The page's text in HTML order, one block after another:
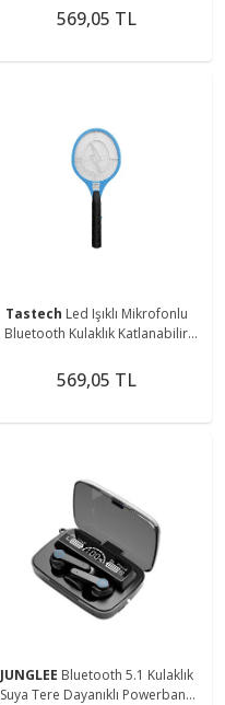
569,05 TL
Tastech Led Işıklı Mikrofonlu
Bluetooth Kulaklık Katlanabilir
569,05 TL
JUNGLEE Bluetooth 5.1 Kulaklık
Suya Tere Dayanıklı Powerbank